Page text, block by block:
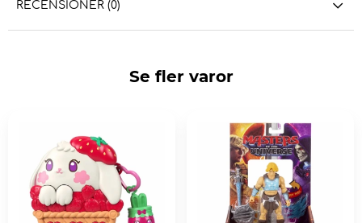
RECENSIONER (0)
Se fler varor